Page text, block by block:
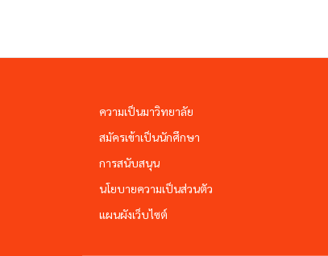
ความเป็นมาวิทยาลัย
สมัครเข้าเป็นนักศึกษา
การสนับสนุน
นโยบายความเป็นส่วนตัว
แผนผังเว็บไซต์